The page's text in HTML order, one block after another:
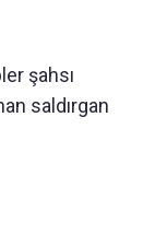
şahsı
saldırgan